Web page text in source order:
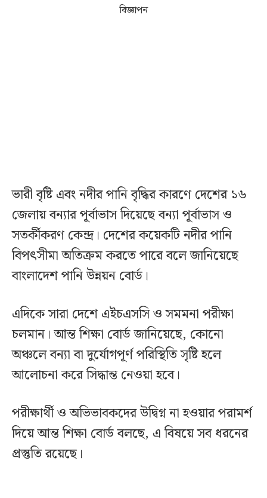
বিজ্ঞাপন
ভারী বৃষ্টি এবং নদীর পানি বৃদ্ধির কারণে দেশের ১৬
জেলায় বন্যার পূর্বাভাস দিয়েছে বন্যা পূর্বাভাস ও
সতর্কীকরণ কেন্দ্র। দেশের কয়েকটি নদীর পানি
বিপৎসীমা অতিক্রম করতে পারে বলে জানিয়েছে
বাংলাদেশ পানি উন্নয়ন বোর্ড।
এদিকে সারা দেশে এইচএসসি ও সমমনা পরীক্ষা
চলমান। আন্ত শিক্ষা বোর্ড জানিয়েছে, কোনো
অঞ্চলে বন্যা বা দুর্যোগপূর্ণ পরিস্থিতি সৃষ্টি হলে
আলোচনা করে সিদ্ধান্ত নেওয়া হবে।
পরীক্ষার্থী ও অভিভাবকদের উদ্বিগ্ন না হওয়ার পরামর্শ
দিয়ে আন্ত শিক্ষা বোর্ড বলছে, এ বিষয়ে সব ধরনের
প্রস্তুতি রয়েছে।